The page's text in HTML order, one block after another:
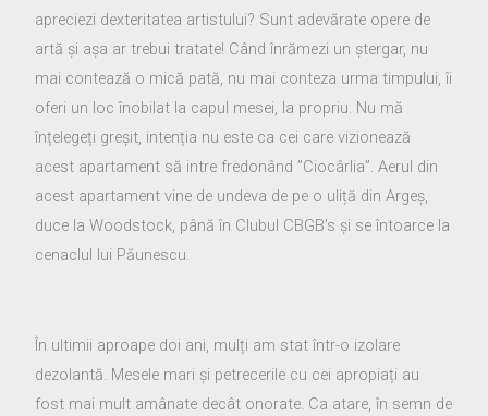
apreciezi dexteritatea artistului? Sunt adevărate opere de
artă și așa ar trebui tratate! Când înrămezi un ștergar, nu
mai contează o mică pată, nu mai conteza urma timpului, îi
oferi un loc înobilat la capul mesei, la propriu. Nu mă
înțelegeți greșit, intenția nu este ca cei care vizionează
acest apartament să intre fredonând ”Ciocârlia”. Aerul din
acest apartament vine de undeva de pe o uliță din Argeș,
duce la Woodstock, până în Clubul CBGB’s și se întoarce la
cenaclul lui Păunescu.
În ultimii aproape doi ani, mulți am stat într-o izolare
dezolantă. Mesele mari și petrecerile cu cei apropiați au
fost mai mult amânate decât onorate. Ca atare, în semn de